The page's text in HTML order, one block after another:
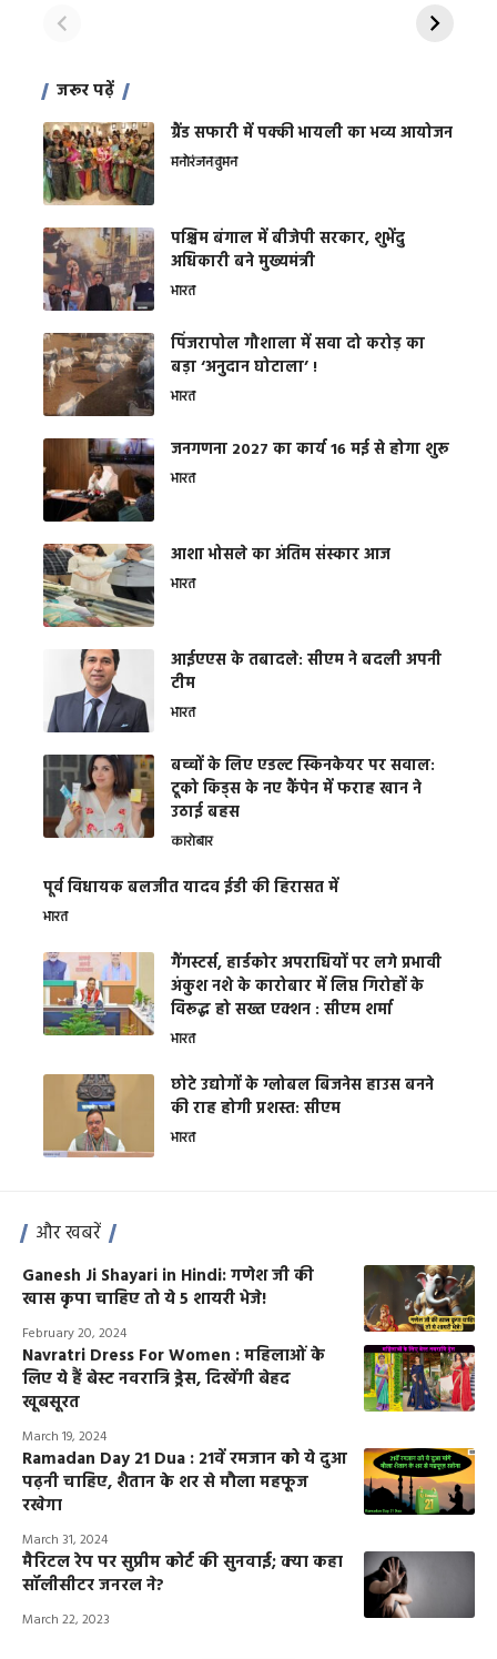
जरूर पढ़ें
ग्रैंड सफारी में पक्की भायली का भव्य आयोजन
मनोरंजनवुमन
पश्चिम बंगाल में बीजेपी सरकार, शुभेंदु
अधिकारी बने मुख्यमंत्री
भारत
​पिंजरापोल गौशाला में सवा दो करोड़ का
बड़ा ‘अनुदान घोटाला’ !
भारत
जनगणना 2027 का कार्य 16 मई से होगा शुरू
भारत
आशा भोसले का अंतिम संस्कार आज
भारत
आईएएस के तबादले: सीएम ने बदली अपनी
टीम
भारत
बच्चों के लिए एडल्ट स्किनकेयर पर सवाल:
टूको किड्स के नए कैंपेन में फराह खान ने
उठाई बहस
कारोबार
पूर्व विधायक बलजीत यादव ईडी की हिरासत में
भारत
गैंगस्टर्स, हार्डकोर अपराधियों पर लगे प्रभावी
अंकुश नशे के कारोबार में लिप्त गिरोहों के
विरूद्ध हो सख्त एक्शन : सीएम शर्मा
भारत
छोटे उद्योगों के ग्लोबल बिजनेस हाउस बनने
की राह होगी प्रशस्त: सीएम
भारत
और खबरें
Ganesh Ji Shayari in Hindi: गणेश जी की
खास कृपा चाहिए तो ये 5 शायरी भेजे!
February 20, 2024
Navratri Dress For Women : महिलाओं के
लिए ये हैं बेस्ट नवरात्रि ड्रेस, दिखेंगी बेहद
खूबसूरत
March 19, 2024
Ramadan Day 21 Dua : 21वें रमजान को ये दुआ
पढ़नी चाहिए, शैतान के शर से मौला महफूज
रखेगा
March 31, 2024
मैरिटल रेप पर सुप्रीम कोर्ट की सुनवाई; क्या कहा
सॉलीसीटर जनरल ने?
March 22, 2023